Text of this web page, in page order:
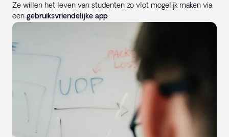
Ze willen het leven van studenten zo vlot mogelijk maken via
een gebruiksvriendelijke app.